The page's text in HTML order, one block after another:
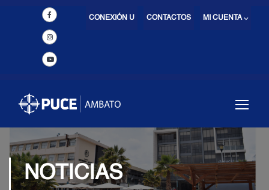
MI CUENTA ⌵
CONTACTOS
CONEXIÓN U
NOTICIAS